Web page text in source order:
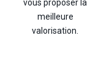
vous proposer la
meilleure
valorisation.